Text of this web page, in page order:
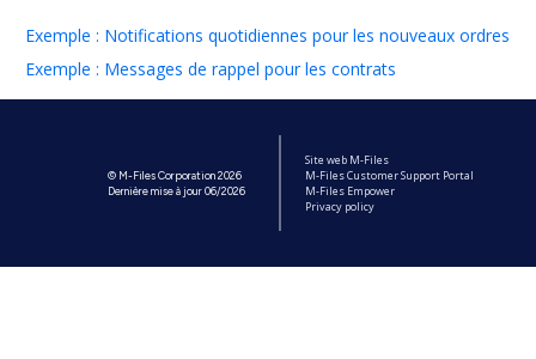
Exemple : Notifications quotidiennes pour les nouveaux ordres
Exemple : Messages de rappel pour les contrats
© M-Files Corporation 2026
Dernière mise à jour 06/2026
Site web M-Files
M-Files Customer Support Portal
M-Files Empower
Privacy policy